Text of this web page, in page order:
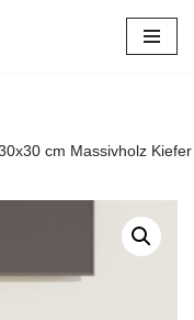
cm Massivholz Kiefer